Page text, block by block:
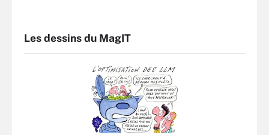
Les dessins du MagIT